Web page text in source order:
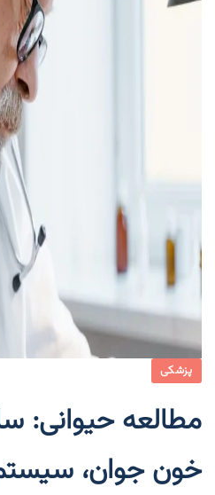
پزشکی
مطالعه حیوانی:
خون جوان،